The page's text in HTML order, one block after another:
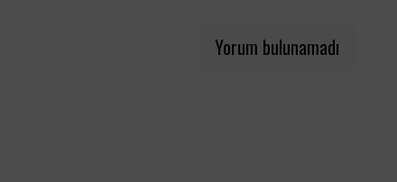
Yorum bulunamadı